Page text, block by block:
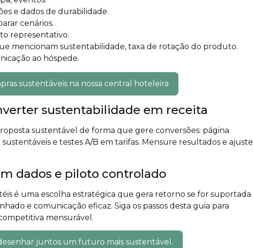
e dados de durabilidade.
cenários.
representativo.
mencionam sustentabilidade, taxa de rotação do produto.
ao hóspede.
sustentáveis na nossa central hoteleira
sustentabilidade em receita
sustentável de forma que gere conversões: página
e testes A/B em tarifas. Mensure resultados e ajuste
dados e piloto controlado
é uma escolha estratégica que gera retorno se for suportada
e comunicação eficaz. Siga os passos desta guia para
mensurável.
juntos um futuro mais sustentável.